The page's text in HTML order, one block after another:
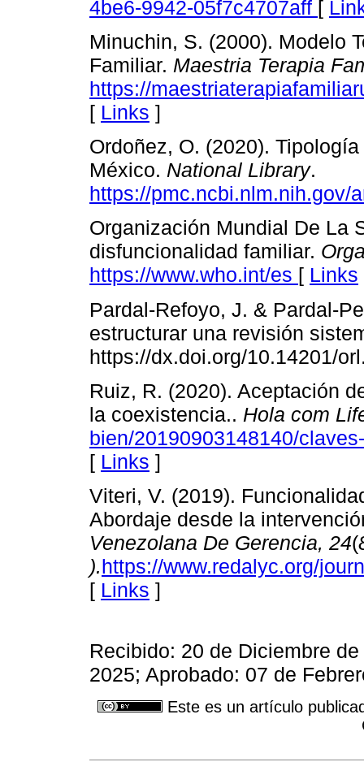
4be6-9942-05f7c4707aff [
Minuchin, S. (2000). Modelo
Familiar. Maestria Terapia
https://
[ Links ]
Ordoñez, O. (2020).
México. National Library.
https://pmc.ncbi.nlm.nih.gov/
Organización Mundial De La
disfuncionalidad familiar.
https://www.who.int/es [ Links
Pardal-Refoyo, J. & Pardal-
estructurar una revisión
https://dx.doi.org/10.14201/
Ruiz, R. (2020). Aceptación
la coexistencia.. Hola com
bien/20190903148140/
[ Links ]
Viteri, V. (2019).
Abordaje desde la
Venezolana De Gerencia, 24(
).https://www.redalyc.org/
[ Links ]
Recibido: 20 de Diciembre
2025; Aprobado: 07 de
Este es un artículo